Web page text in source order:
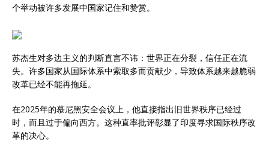
个举动被许多发展中国家记住和赞赏。
苏杰生对多边主义的判断直言不讳：世界正在分裂，信任正在流
失。许多国家从国际体系中索取多而贡献少，导致体系越来越脆弱
改革已经不能再拖延。
在2025年的慕尼黑安全会议上，他直接指出旧世界秩序已经过
时，而且过于偏向西方。这种直率批评彰显了印度寻求国际秩序改
革的决心。